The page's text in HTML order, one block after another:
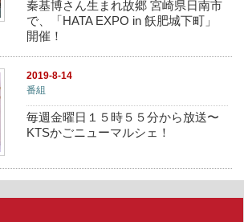
秦基博さん生まれ故郷 宮崎県日南市
で、「HATA EXPO in 飫肥城下町」
開催！
2019-8-14
番組
毎週金曜日１５時５５分から放送〜
KTSかごニューマルシェ！